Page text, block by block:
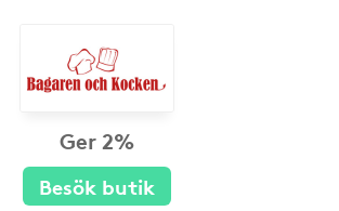
Ger 2%
Besök butik